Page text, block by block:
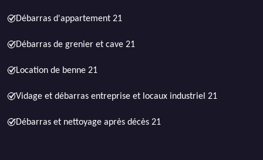
Débarras d'appartement 21
Débarras de grenier et cave 21
Location de benne 21
Vidage et débarras entreprise et locaux industriel 21
Débarras et nettoyage après décès 21